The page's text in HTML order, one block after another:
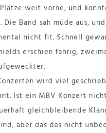
weit vorne, und
Band sah müde aus,
nicht fit. Schnell
erschien fahrig,
wird viel
Ist ein MBV Konzert
gleichbleibende
aber das das nicht